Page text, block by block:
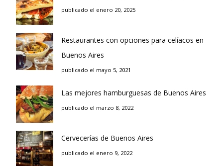
publicado el enero 20, 2025
Restaurantes con opciones para celíacos en
Buenos Aires
publicado el mayo 5, 2021
Las mejores hamburguesas de Buenos Aires
publicado el marzo 8, 2022
Cervecerías de Buenos Aires
publicado el enero 9, 2022